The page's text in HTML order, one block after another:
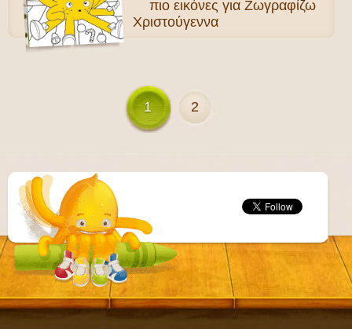
πιο εικόνες για Ζωγραφίζω
Χριστούγεννα
1 2